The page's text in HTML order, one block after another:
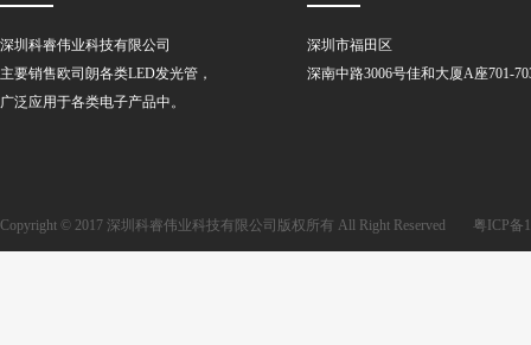
深圳科睿伟业科技有限公司
主要销售欧司朗各类LED发光管，
广泛应用于各类电子产品中。
深圳市福田区
深南中路3006号佳和大厦A座701-
Copyright © 2017 深圳科睿伟业科技有限公司版权所有 All Right Reserved 粤ICP备